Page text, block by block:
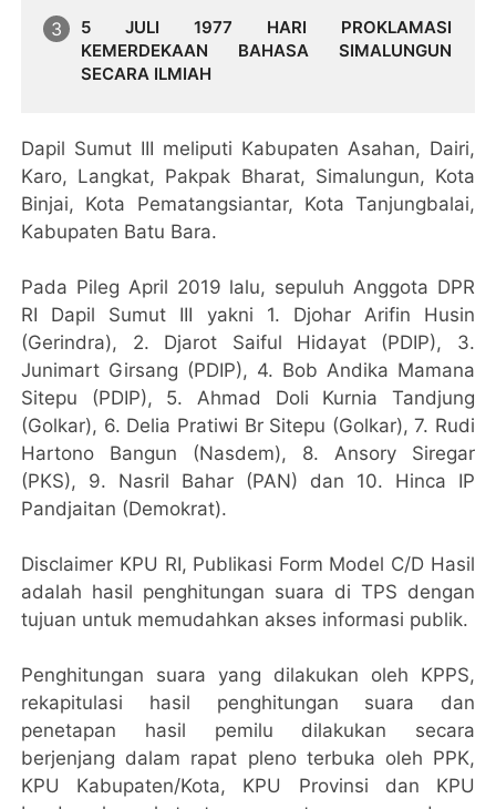
5 JULI 1977 HARI PROKLAMASI
KEMERDEKAAN BAHASA SIMALUNGUN
SECARA ILMIAH
Dapil Sumut III meliputi Kabupaten Asahan, Dairi,
Karo, Langkat, Pakpak Bharat, Simalungun, Kota
Binjai, Kota Pematangsiantar, Kota Tanjungbalai,
Kabupaten Batu Bara.
Pada Pileg April 2019 lalu, sepuluh Anggota DPR
RI Dapil Sumut III yakni 1. Djohar Arifin Husin
(Gerindra), 2. Djarot Saiful Hidayat (PDIP), 3.
Junimart Girsang (PDIP), 4. Bob Andika Mamana
Sitepu (PDIP), 5. Ahmad Doli Kurnia Tandjung
(Golkar), 6. Delia Pratiwi Br Sitepu (Golkar), 7. Rudi
Hartono Bangun (Nasdem), 8. Ansory Siregar
(PKS), 9. Nasril Bahar (PAN) dan 10. Hinca IP
Pandjaitan (Demokrat).
Disclaimer KPU RI, Publikasi Form Model C/D Hasil
adalah hasil penghitungan suara di TPS dengan
tujuan untuk memudahkan akses informasi publik.
Penghitungan suara yang dilakukan oleh KPPS,
rekapitulasi hasil penghitungan suara dan
penetapan hasil pemilu dilakukan secara
berjenjang dalam rapat pleno terbuka oleh PPK,
KPU Kabupaten/Kota, KPU Provinsi dan KPU